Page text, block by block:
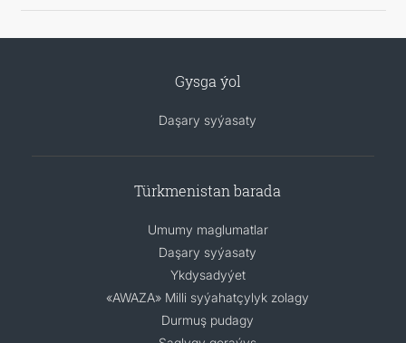
Gysga ýol
Daşary syýasaty
Türkmenistan barada
Umumy maglumatlar
Daşary syýasaty
Ykdysadyýet
«AWAZA» Milli syýahatçylyk zolagy
Durmuş pudagy